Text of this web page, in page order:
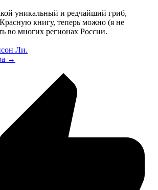
уникальный и редчайший гриб,
книгу, теперь можно (я не
во многих регионах России.
Ли.
→